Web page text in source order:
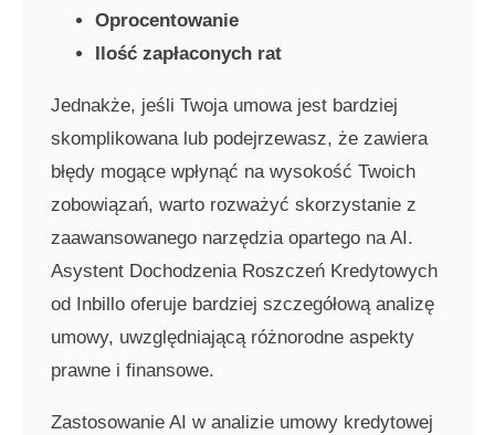
Oprocentowanie
Ilość zapłaconych rat
Jednakże, jeśli Twoja umowa jest bardziej
skomplikowana lub podejrzewasz, że zawiera
błędy mogące wpłynąć na wysokość Twoich
zobowiązań, warto rozważyć skorzystanie z
zaawansowanego narzędzia opartego na AI.
Asystent Dochodzenia Roszczeń Kredytowych
od Inbillo oferuje bardziej szczegółową analizę
umowy, uwzględniającą różnorodne aspekty
prawne i finansowe.
Zastosowanie AI w analizie umowy kredytowej